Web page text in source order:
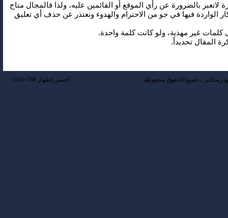
لاتعبر بالضرورة عن رأي الموقع أو القائمين عليه، ولذا فالمجال متاح
الواردة فيها في جو من الاحترام والهدوء ونعتذر عن حذف أي تعليق
أحسن إظهار 768×1024 رسالتي ، جميع الحقوق محفوظة